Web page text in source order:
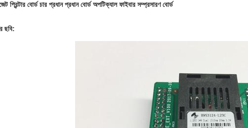
প্রিন্টার বোর্ড চার প্রধান প্রধান বোর্ড অপটিক্যাল ফাইবার সম্প্রসারণ বোর্ড
ছবি: